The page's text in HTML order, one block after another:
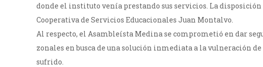
donde el instituto venía prestando sus servicios. La
Cooperativa de Servicios Educacionales Juan Montalvo.
Al respecto, el Asambleísta Medina se comprometió en dar
zonales en busca de una solución inmediata a la vulneración
sufrido.